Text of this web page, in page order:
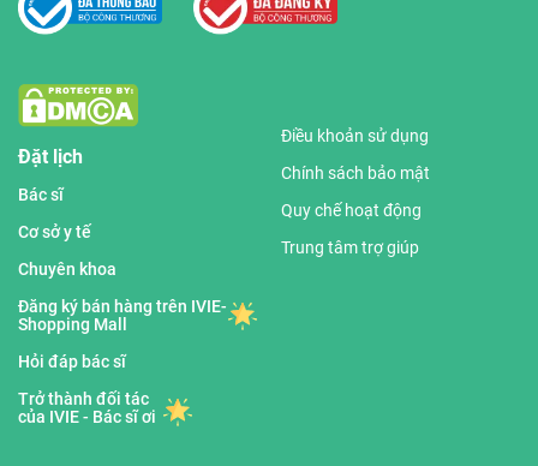
Đặt lịch
Bác sĩ
Cơ sở y tế
Chuyên khoa
Đăng ký bán hàng trên IVIE-
Shopping Mall
Hỏi đáp bác sĩ
Trở thành đối tác
của IVIE - Bác sĩ ơi
Điều khoản sử dụng
Chính sách bảo mật
Quy chế hoạt động
Trung tâm trợ giúp